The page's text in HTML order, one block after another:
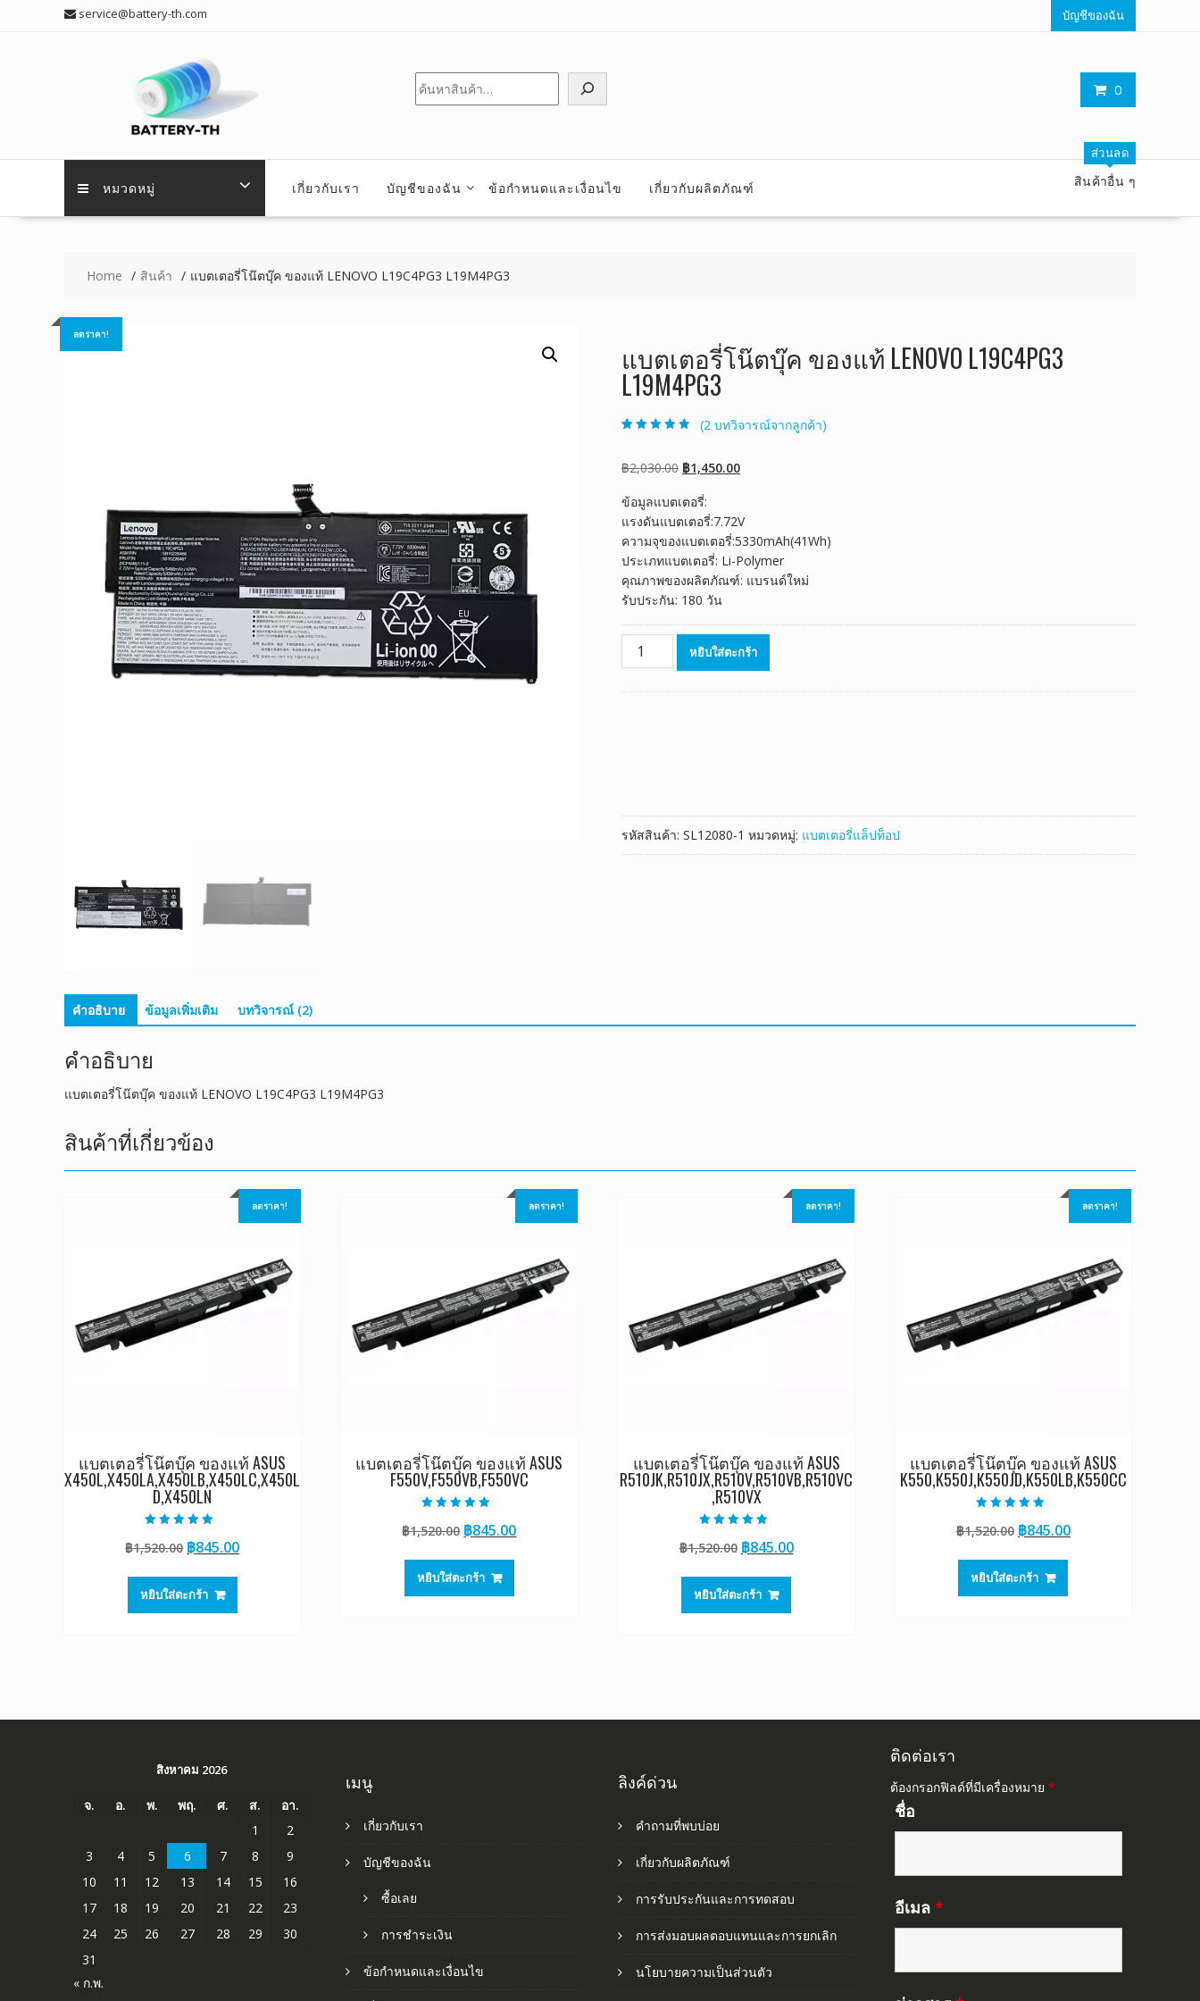
service@battery-th.com บัญชีของฉัน
0
ค้นหา
หมวดหมู่ เกี่ยวกับเรา บัญชีของฉัน ข้อกำหนดและเงื่อนไข เกี่ยวกับผลิตภัณฑ์
ส่วนลด
สินค้าอื่น ๆ
Home สินค้า แบตเตอรี่โน๊ตบุ๊ค ของแท้ LENOVO L19C4PG3 L19M4PG3
ลดราคา!
แบตเตอรี่โน๊ตบุ๊ค ของแท้ LENOVO L19C4PG3
L19M4PG3
คะแนนเต็มบน
การให้คะแนน
(2 บทวิจารณ์จากลูกค้า)
฿2,030.00 Original
was:
฿2,030.00.
฿1,450.00Current
฿1,450.00.
ข้อมูลแบตเตอรี่:
แรงดันแบตเตอรี่:7.72V
ความจุของแบตเตอรี่:5330mAh(41Wh)
ประเภทแบตเตอรี่: Li-Polymer
คุณภาพของผลิตภัณฑ์: แบรนด์ใหม่
รับประกัน: 180 วัน
จำนวน
แบตเตอรี่
ชิ้น
หยิบใส่ตะกร้า
รหัสสินค้า: SL12080-1 หมวดหมู่: แบตเตอรี่แล็ปท็อป
คำอธิบาย ข้อมูลเพิ่มเติม บทวิจารณ์ (2)
คำอธิบาย
แบตเตอรี่โน๊ตบุ๊ค ของแท้ LENOVO L19C4PG3 L19M4PG3
สินค้าที่เกี่ยวข้อง
ลดราคา!
แบตเตอรี่โน๊ตบุ๊ค ของแท้ ASUS
X450L,X450LA,X450LB,X450LC,X450L
D,X450LN
5.00
ตั้งแต่ 1-5
฿1,520.00 Original
was:
฿1,520.00.
฿845.00Current
หยิบใส่ตะกร้า
ลดราคา!
แบตเตอรี่โน๊ตบุ๊ค ของแท้ ASUS
F550V,F550VB,F550VC
5.00
ตั้งแต่ 1-5
฿1,520.00 Original
was:
฿1,520.00.
฿845.00Current
หยิบใส่ตะกร้า
ลดราคา!
แบตเตอรี่โน๊ตบุ๊ค ของแท้ ASUS
R510JK,R510JX,R510V,R510VB,R510VC
,R510VX
5.00
ตั้งแต่ 1-5
฿1,520.00 Original
was:
฿1,520.00.
฿845.00Current
หยิบใส่ตะกร้า
ลดราคา!
แบตเตอรี่โน๊ตบุ๊ค ของแท้ ASUS
K550,K550J,K550JD,K550LB,K550CC
5.00
ตั้งแต่ 1-5
฿1,520.00 Original
was:
฿1,520.00.
฿845.00Current
หยิบใส่ตะกร้า
สิงหาคม 2026
จ. อ. พ. พฤ. ศ. ส.
อา.
1
2
3
4 5 6 7 8
9
10
11 12 13 14 15
16
17
18 19 20 21 22
23
24
25 26 27 28 29
30
31
« ก.พ.
เมนู
เกี่ยวกับเรา
บัญชีของฉัน
ซื้อเลย
การชำระเงิน
ข้อกำหนดและเงื่อนไข
ลิงค์ด่วน
คำถามที่พบบ่อย
เกี่ยวกับผลิตภัณฑ์
การรับประกันและการทดสอบ
การส่งมอบผลตอบแทนและการยกเลิก
นโยบายความเป็นส่วนตัว
ติดต่อเรา
ต้องกรอกฟิลด์ที่มีเครื่องหมาย *
ชื่อ
อีเมล *